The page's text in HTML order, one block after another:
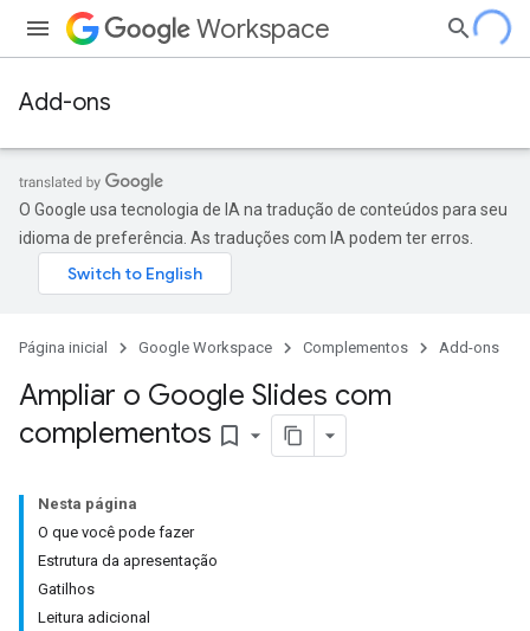
Workspace
Add-ons
O Google usa tecnologia de IA na tradução de conteúdos para seu
idioma de preferência. As traduções com IA podem ter erros.
Página inicial Google Workspace Complementos Add-ons
Ampliar o Google Slides com
complementos bookmark_border
Nesta página
O que você pode fazer
Estrutura da apresentação
Gatilhos
Leitura adicional